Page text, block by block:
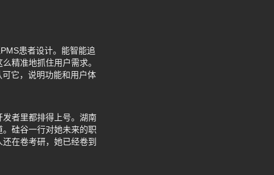
患者设计。能智能追
精准地抓住用户需求。
它，说明功能和用户体
者里都排得上号。湖南
硅谷一行对她未来的职
在卷考研，她已经卷到